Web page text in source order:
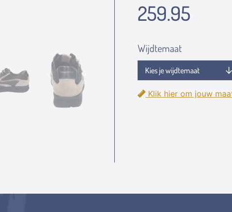
259.95
Wijdtemaat
Klik hier om jouw